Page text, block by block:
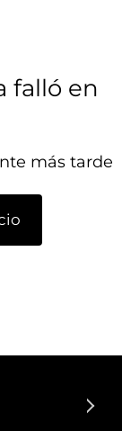
falló en
más tarde